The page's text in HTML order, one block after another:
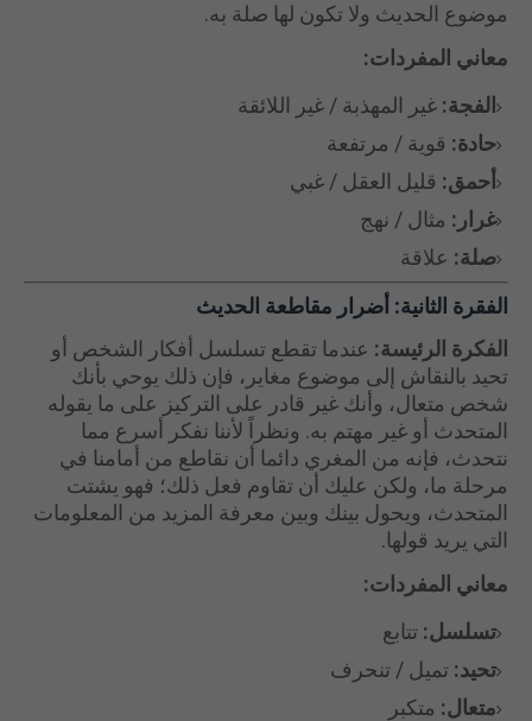
موضوع الحديث ولا تكون لها صلة به.
معاني المفردات:
الفجة: غير المهذبة / غير اللائقة
حادة: قوية / مرتفعة
أحمق: قليل العقل / غبي
غرار: مثال / نهج
صلة: علاقة
الفقرة الثانية: أضرار مقاطعة الحديث
الفكرة الرئيسة: عندما تقطع تسلسل أفكار الشخص أو
تحيد بالنقاش إلى موضوع مغاير، فإن ذلك يوحي بأنك
شخص متعال، وأنك غير قادر على التركيز على ما يقوله
المتحدث أو غير مهتم به. ونظراً لأننا نفكر أسرع مما
نتحدث، فإنه من المغري دائما أن نقاطع من أمامنا في
مرحلة ما، ولكن عليك أن تقاوم فعل ذلك؛ فهو يشتت
المتحدث، ويحول بينك وبين معرفة المزيد من المعلومات
التي يريد قولها.
معاني المفردات:
تسلسل: تتابع
تحيد: تميل / تنحرف
متعال: متكبر